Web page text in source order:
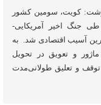
خراسان نوشت: کویت، سومین کشور
جنگ اخیر آمریکایی-
آسیب اقتصادی شد. به
و تعویق در تحویل
و تعلیق طولانی‌مدت